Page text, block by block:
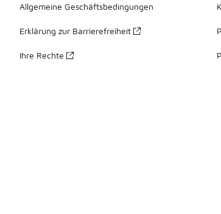
Allgemeine Geschäftsbedingungen
Erklärung zur Barrierefreiheit
Ihre Rechte